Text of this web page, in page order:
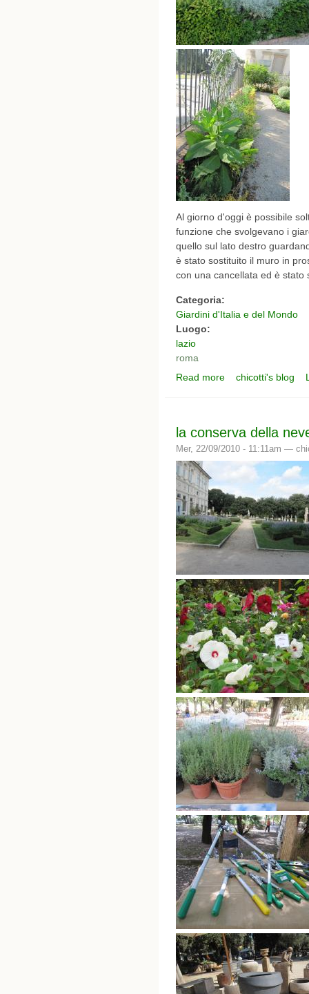
Al giorno d'oggi è possibile
funzione che svolgevano i
quello sul lato destro
è stato sostituito il muro in
con una cancellata ed è
Categoria:
Giardini d'Italia e del Mondo
Luogo:
lazio
roma
Read more about i giardini
chicotti's blog
la conserva della
Mer, 22/09/2010 - 11:11am —